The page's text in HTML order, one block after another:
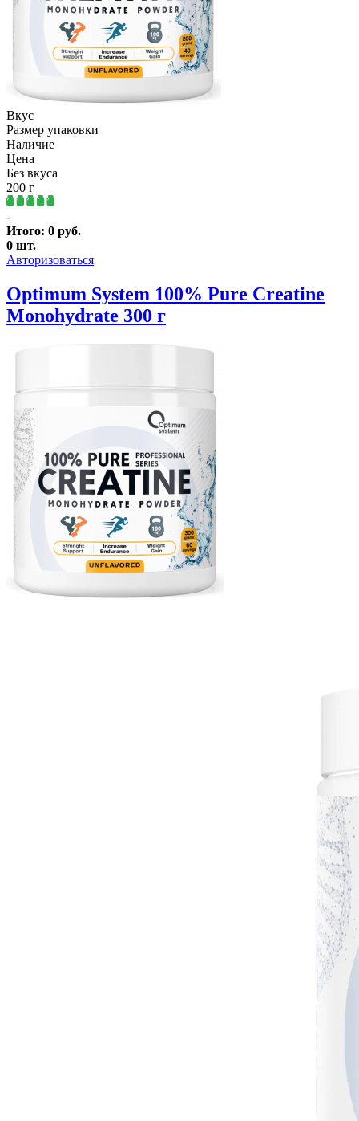
Вкус
Размер упаковки
Наличие
Цена
Без вкуса
200 г
-
Итого: 0 руб.
0 шт.
Авторизоваться
Optimum System 100% Pure Creatine
Monohydrate 300 г